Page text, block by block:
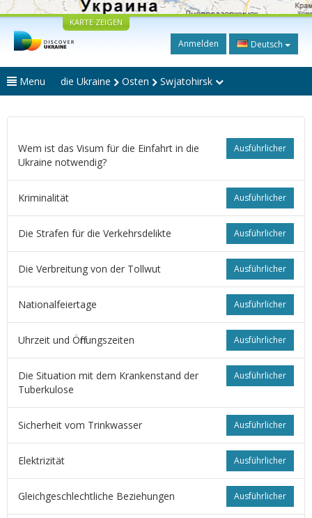
KARTE ZEIGEN
Anmelden Deutsch
Menu die Ukraine Osten Swjatohirsk
Ausführlicher
Wem ist das Visum für die Einfahrt in die
Ukraine notwendig?
Ausführlicher
Kriminalität
Ausführlicher
Die Strafen für die Verkehrsdelikte
Ausführlicher
Die Verbreitung von der Tollwut
Ausführlicher
Nationalfeiertage
Ausführlicher
Uhrzeit und Öffnungszeiten
Ausführlicher
Die Situation mit dem Krankenstand der
Tuberkulose
Ausführlicher
Sicherheit vom Trinkwasser
Ausführlicher
Elektrizität
Ausführlicher
Gleichgeschlechtliche Beziehungen